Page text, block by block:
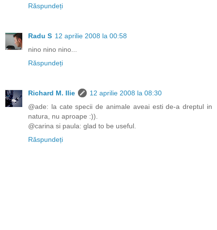
Răspundeți
Radu S 12 aprilie 2008 la 00:58
nino nino nino...
Răspundeți
Richard M. Ilie
12 aprilie 2008 la 08:30
@ade: la cate specii de animale aveai esti de-a dreptul in
natura, nu aproape :)).
@carina si paula: glad to be useful.
Răspundeți